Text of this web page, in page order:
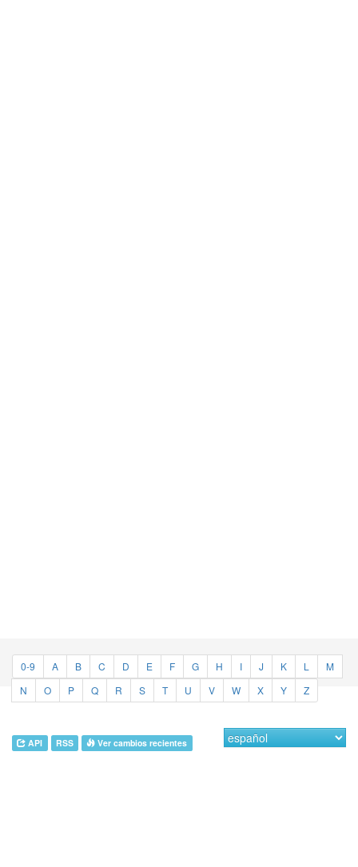
0-9 A B C D E F G H I J K L
M
N
O P Q R S T U V W X Y Z
API RSS Ver cambios recientes